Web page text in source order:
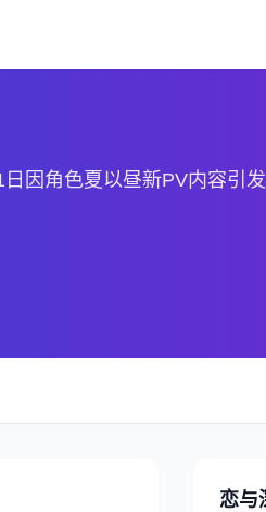
因角色夏以昼新PV内容引
恋与